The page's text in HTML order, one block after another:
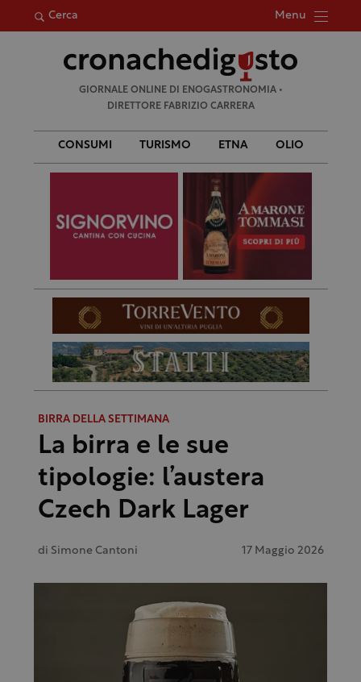
Cerca Menu
per:
GIORNALE ONLINE DI ENOGASTRONOMIA •
DIRETTORE FABRIZIO CARRERA
CONSUMI TURISMO ETNA OLIO
BIRRA DELLA SETTIMANA
La birra e le sue
tipologie: l’austera
Czech Dark Lager
di Simone Cantoni 17 Maggio 2026